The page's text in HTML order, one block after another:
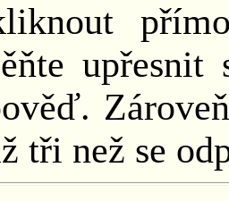
tři než se